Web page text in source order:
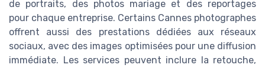
de portraits, des photos mariage et des reportages
pour chaque entreprise. Certains Cannes photographes
offrent aussi des prestations dédiées aux réseaux
sociaux, avec des images optimisées pour une diffusion
immédiate. Les services peuvent inclure la retouche,